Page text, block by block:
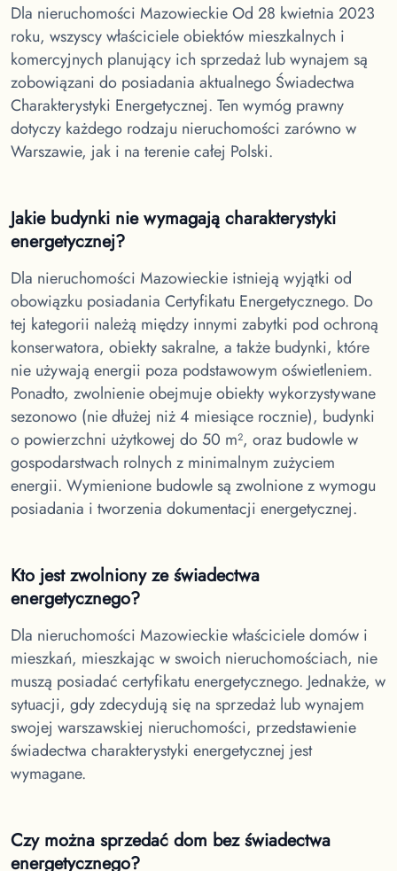
Dla nieruchomości MazowieckieOd 28 kwietnia 2023
roku, wszyscy właściciele obiektów mieszkalnych i
komercyjnych planujący ich sprzedaż lub wynajem są
zobowiązani do posiadania aktualnego Świadectwa
Charakterystyki Energetycznej. Ten wymóg prawny
dotyczy każdego rodzaju nieruchomości zarówno w
Warszawie, jak i na terenie całej Polski.
Jakie budynki nie wymagają charakterystyki
energetycznej?
Dla nieruchomości Mazowieckie istnieją wyjątki od
obowiązku posiadania Certyfikatu Energetycznego. Do
tej kategorii należą między innymi zabytki pod ochroną
konserwatora, obiekty sakralne, a także budynki, które
nie używają energii poza podstawowym oświetleniem.
Ponadto, zwolnienie obejmuje obiekty wykorzystywane
sezonowo (nie dłużej niż 4 miesiące rocznie), budynki
o powierzchni użytkowej do 50 m², oraz budowle w
gospodarstwach rolnych z minimalnym zużyciem
energii. Wymienione budowle są zwolnione z wymogu
posiadania i tworzenia dokumentacji energetycznej.
Kto jest zwolniony ze świadectwa
energetycznego?
Dla nieruchomości Mazowieckiewłaściciele domów i
mieszkań, mieszkając w swoich nieruchomościach, nie
muszą posiadać certyfikatu energetycznego. Jednakże, w
sytuacji, gdy zdecydują się na sprzedaż lub wynajem
swojej warszawskiej nieruchomości, przedstawienie
świadectwa charakterystyki energetycznej jest
wymagane.
Czy można sprzedać dom bez świadectwa
energetycznego?